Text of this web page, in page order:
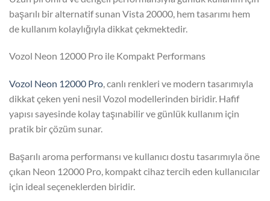
başarılı bir alternatif sunan Vista 20000, hem tasarımı hem
de kullanım kolaylığıyla dikkat çekmektedir.
Vozol Neon 12000 Pro ile Kompakt Performans
Vozol Neon 12000 Pro, canlı renkleri ve modern tasarımıyla
dikkat çeken yeni nesil Vozol modellerinden biridir. Hafif
yapısı sayesinde kolay taşınabilir ve günlük kullanım için
pratik bir çözüm sunar.
Başarılı aroma performansı ve kullanıcı dostu tasarımıyla öne
çıkan Neon 12000 Pro, kompakt cihaz tercih eden kullanıcılar
için ideal seçeneklerden biridir.